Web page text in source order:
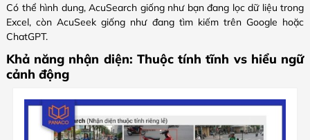
Có thể hình dung, AcuSearch giống như bạn đang lọc dữ liệu trong
Excel, còn AcuSeek giống như đang tìm kiếm trên Google hoặc
ChatGPT.
Khả năng nhận diện: Thuộc tính tĩnh vs hiểu ngữ
cảnh động